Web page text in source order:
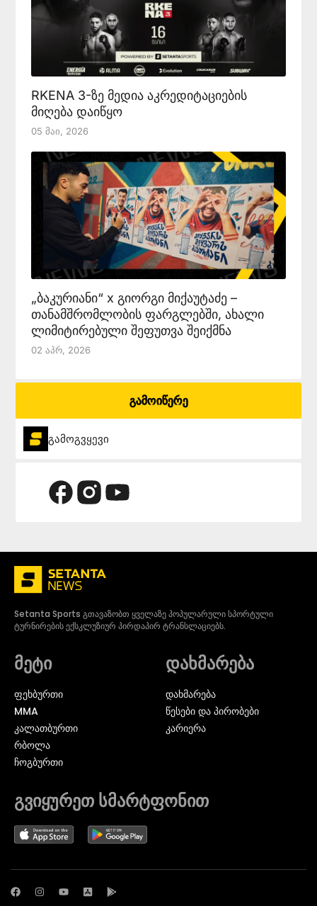
RKENA 3-ზე მედია აკრედიტაციების
მიღება დაიწყო
05 Მაი, 2026
„ბაკურიანი“ x გიორგი მიქაუტაძე –
თანამშრომლობის ფარგლებში, ახალი
ლიმიტირებული შეფუთვა შეიქმნა
02 Აპრ, 2026
გამოიწერე
გამოგვყევი
Setanta Sports გთავაზობთ ყველაზე პოპულარული სპორტული
ტურნირების ექსკლუზიურ პირდაპირ ტრანსლაციებს.
მეტი
ᲤᲔᲮᲑᲣᲠᲗᲘ
MMA
ᲙᲐᲚᲐᲗᲑᲣᲠᲗᲘ
ᲠᲑᲝᲚᲐ
ᲩᲝᲒᲑᲣᲠᲗᲘ
დახმარება
დახმარება
წესები და პირობები
კარიერა
გვიყურეთ სმარტფონით